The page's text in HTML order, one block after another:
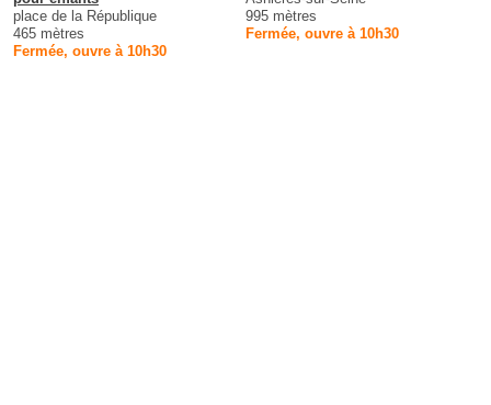
place de la République
465 mètres
Fermée, ouvre à 10h30
995 mètres
Fermée, ouvre à 10h30